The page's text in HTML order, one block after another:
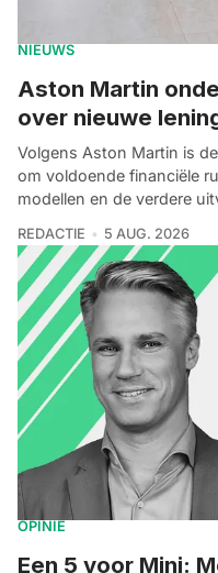
NIEUWS
Aston Martin
over nieuwe
Volgens Aston Martin is
om voldoende financiële
modellen en de verdere
REDACTIE 5 AUG. 2026
OPINIE
Een 5 voor Mini: